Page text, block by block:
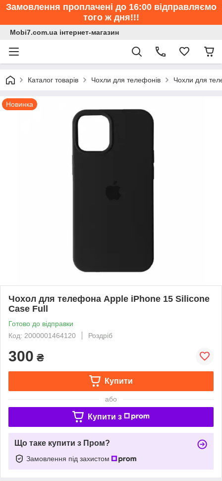
Замовлення проплачені до 16:00 відправляємо
того ж дня!!!
Mobi7.com.ua інтернет-магазин
Каталог товарів Чохли для телефонів Чохли для
Новинка
Чохол для телефона Apple iPhone 15 Silicone
Case Full
Готово до відправки
Код: 2000001464120
Роздріб
300 ₴
Купити
або
Купити з
Що таке купити з Пром?
Замовлення під захистом